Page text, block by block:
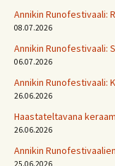
Annikin Runofestivaali:
08.07.2026
Annikin Runofestivaali:
06.07.2026
Annikin Runofestivaali:
26.06.2026
Haastateltavana
26.06.2026
Annikin